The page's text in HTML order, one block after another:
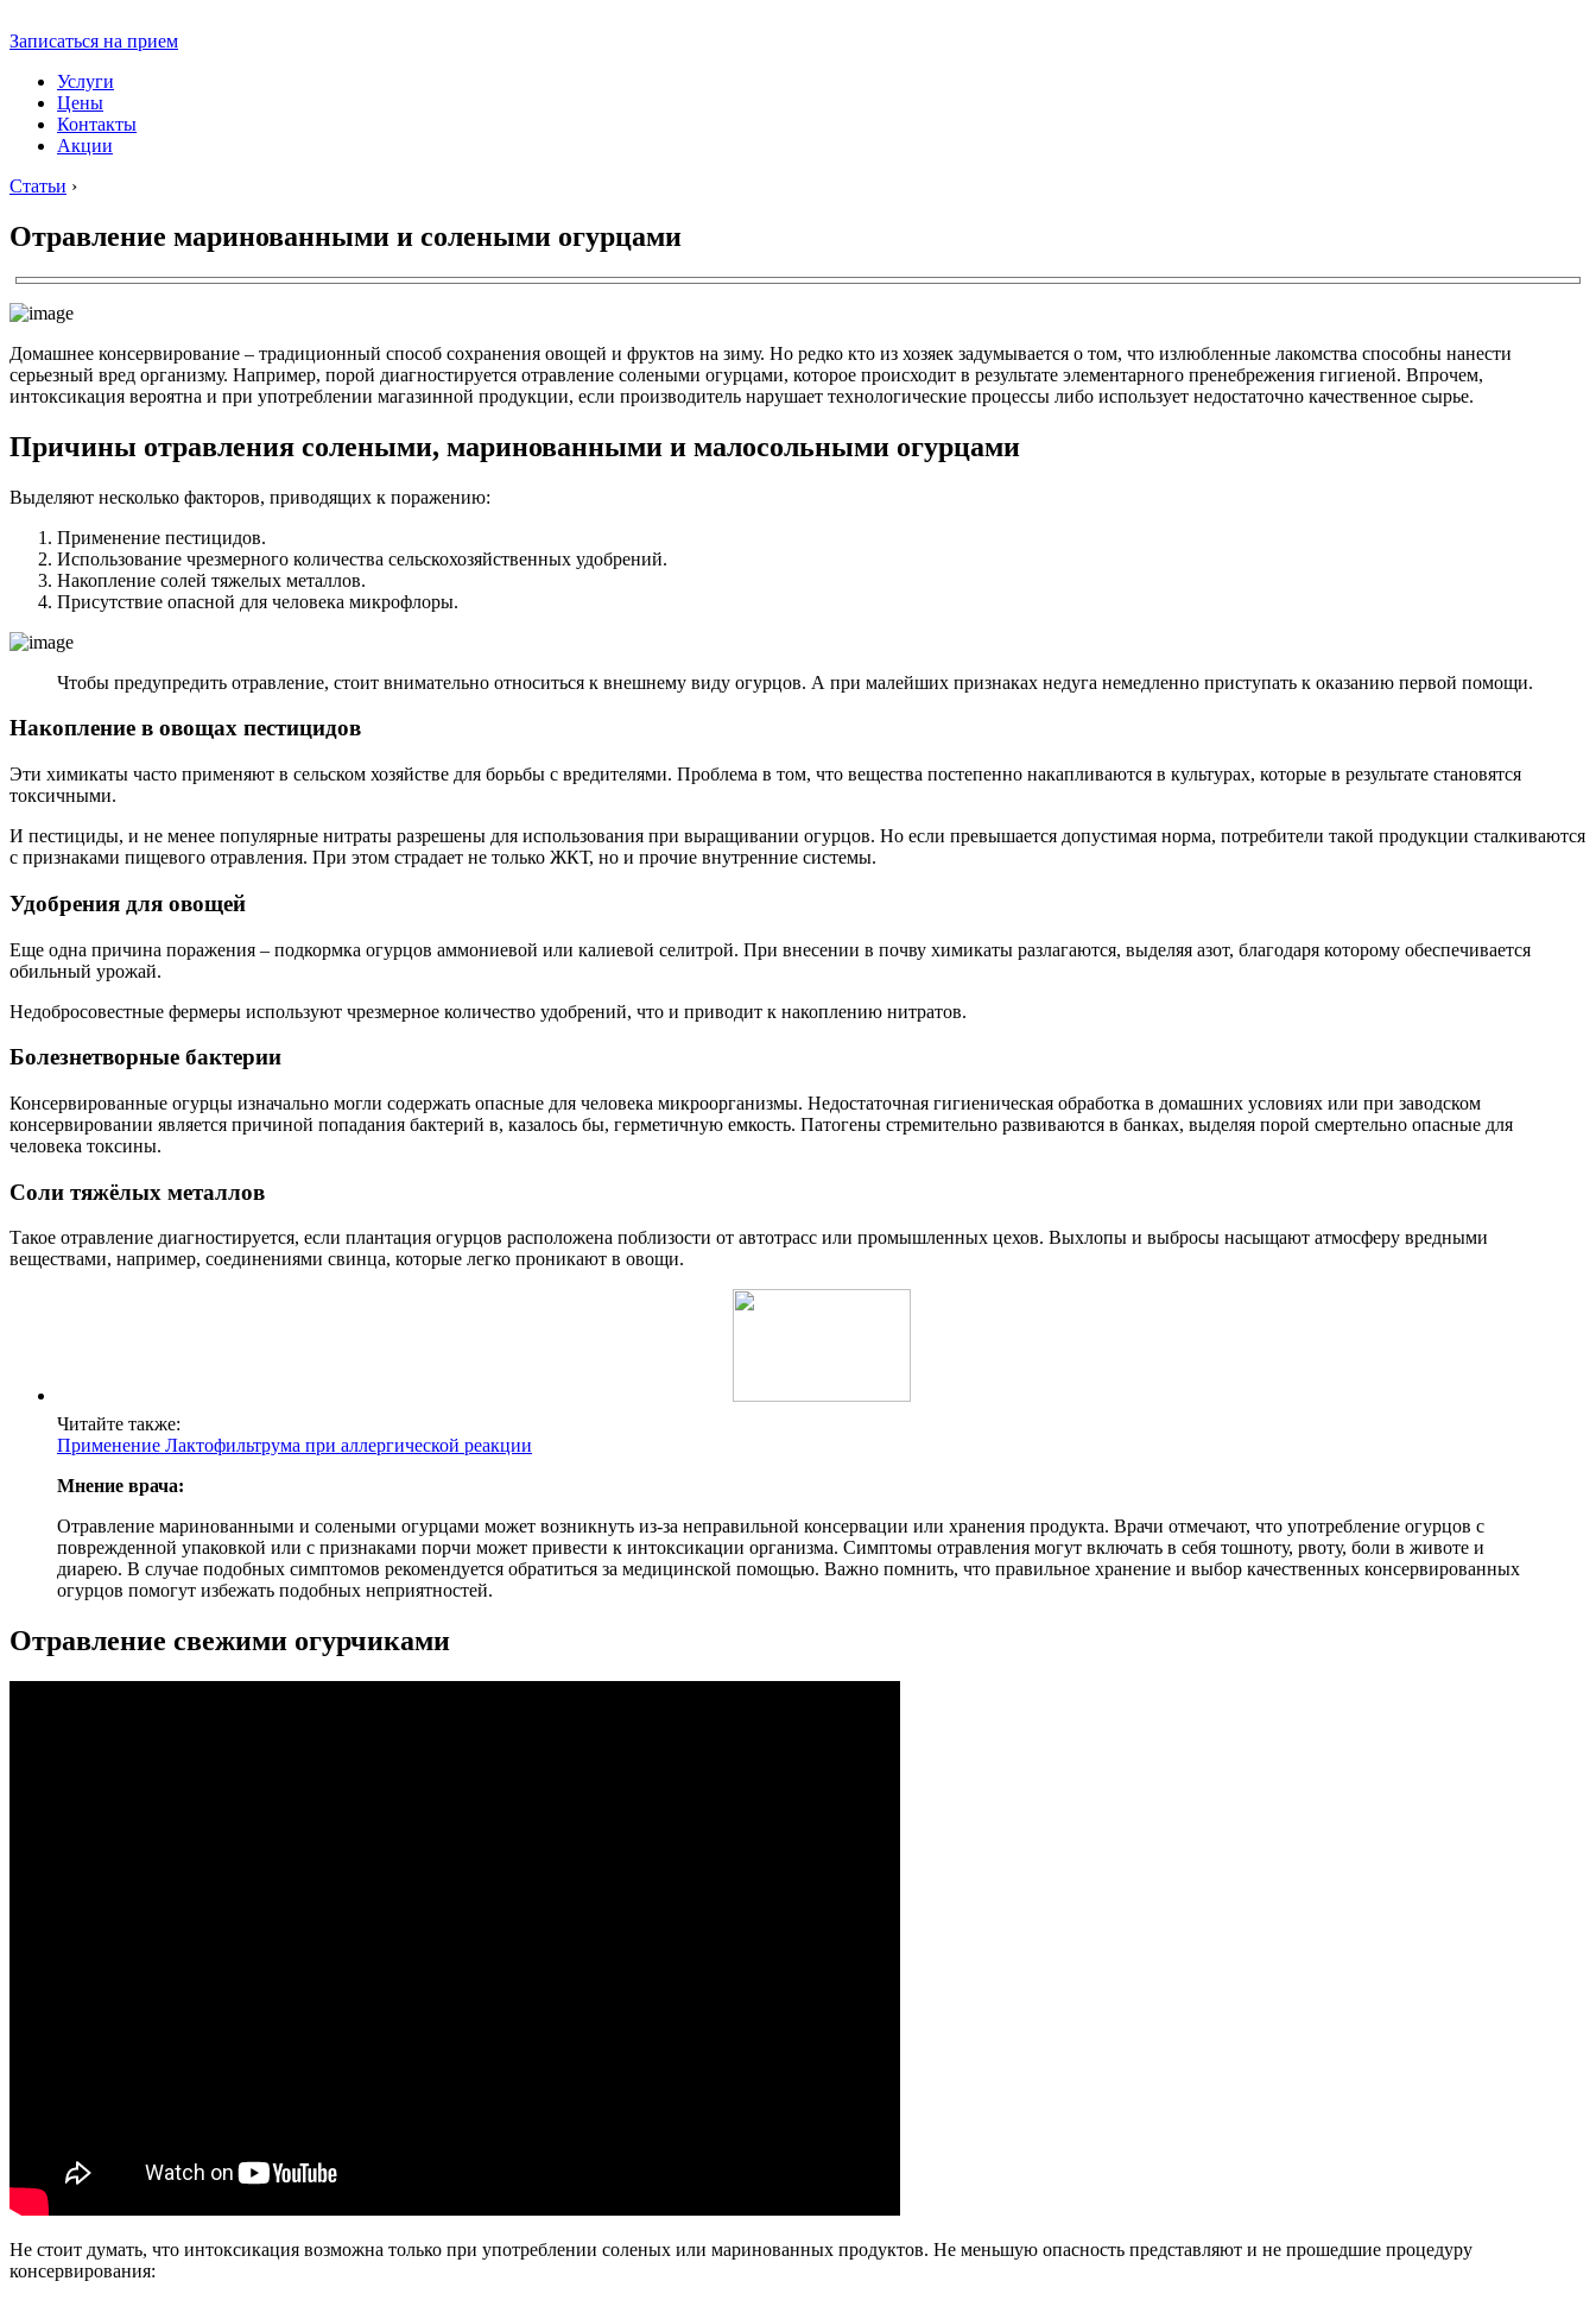
Записаться на прием
Услуги
Цены
Контакты
Акции
Статьи ›
Отравление маринованными и солеными огурцами
Домашнее консервирование – традиционный способ сохранения овощей и фруктов на зиму. Но редко кто из хозяек задумывается о том, что излюбленные лакомства способны нанести
серьезный вред организму. Например, порой диагностируется отравление солеными огурцами, которое происходит в результате элементарного пренебрежения гигиеной. Впрочем,
интоксикация вероятна и при употреблении магазинной продукции, если производитель нарушает технологические процессы либо использует недостаточно качественное сырье.
Причины отравления солеными, маринованными и малосольными огурцами
Выделяют несколько факторов, приводящих к поражению:
Применение пестицидов.
Использование чрезмерного количества сельскохозяйственных удобрений.
Накопление солей тяжелых металлов.
Присутствие опасной для человека микрофлоры.
Чтобы предупредить отравление, стоит внимательно относиться к внешнему виду огурцов. А при малейших признаках недуга немедленно приступать к оказанию первой помощи.
Накопление в овощах пестицидов
Эти химикаты часто применяют в сельском хозяйстве для борьбы с вредителями. Проблема в том, что вещества постепенно накапливаются в культурах, которые в результате становятся
токсичными.
И пестициды, и не менее популярные нитраты разрешены для использования при выращивании огурцов. Но если превышается допустимая норма, потребители такой продукции сталкиваются
с признаками пищевого отравления. При этом страдает не только ЖКТ, но и прочие внутренние системы.
Удобрения для овощей
Еще одна причина поражения – подкормка огурцов аммониевой или калиевой селитрой. При внесении в почву химикаты разлагаются, выделяя азот, благодаря которому обеспечивается
обильный урожай.
Недобросовестные фермеры используют чрезмерное количество удобрений, что и приводит к накоплению нитратов.
Болезнетворные бактерии
Консервированные огурцы изначально могли содержать опасные для человека микроорганизмы. Недостаточная гигиеническая обработка в домашних условиях или при заводском
консервировании является причиной попадания бактерий в, казалось бы, герметичную емкость. Патогены стремительно развиваются в банках, выделяя порой смертельно опасные для
человека токсины.
Соли тяжёлых металлов
Такое отравление диагностируется, если плантация огурцов расположена поблизости от автотрасс или промышленных цехов. Выхлопы и выбросы насыщают атмосферу вредными
веществами, например, соединениями свинца, которые легко проникают в овощи.
Читайте также:
Применение Лактофильтрума при аллергической реакции
Мнение врача:
Отравление маринованными и солеными огурцами может возникнуть из-за неправильной консервации или хранения продукта. Врачи отмечают, что употребление огурцов с
поврежденной упаковкой или с признаками порчи может привести к интоксикации организма. Симптомы отравления могут включать в себя тошноту, рвоту, боли в животе и
диарею. В случае подобных симптомов рекомендуется обратиться за медицинской помощью. Важно помнить, что правильное хранение и выбор качественных консервированных
огурцов помогут избежать подобных неприятностей.
Отравление свежими огурчиками
Не стоит думать, что интоксикация возможна только при употреблении соленых или маринованных продуктов. Не меньшую опасность представляют и не прошедшие процедуру
консервирования: